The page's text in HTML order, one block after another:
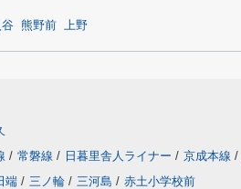
谷 熊野前 上野
/ 常磐線 / 日暮里舎人ライナー / 京成本線 /
端 / 三ノ輪 / 三河島 / 赤土小学校前